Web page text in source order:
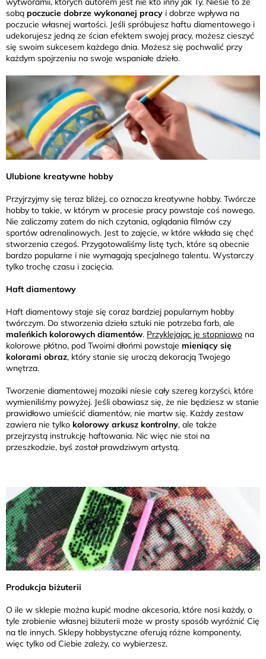
sobą poczucie dobrze wykonanej pracy i dobrze wpływa na
poczucie własnej wartości. Jeśli spróbujesz haftu diamentowego i
udekorujesz jedną ze ścian efektem swojej pracy, możesz cieszyć
się swoim sukcesem każdego dnia. Możesz się pochwalić przy
każdym spojrzeniu na swoje wspaniałe dzieło.
Ulubione kreatywne hobby
Przyjrzyjmy się teraz bliżej, co oznacza kreatywne hobby. Twórcze
hobby to takie, w którym w procesie pracy powstaje coś nowego.
Nie zaliczamy zatem do nich czytania, oglądania filmów czy
sportów adrenalinowych. Jest to zajęcie, w które wkłada się chęć
stworzenia czegoś. Przygotowaliśmy listę tych, które są obecnie
bardzo popularne i nie wymagają specjalnego talentu. Wystarczy
tylko trochę czasu i zacięcia.
Haft diamentowy
Haft diamentowy staje się coraz bardziej popularnym hobby
twórczym. Do stworzenia dzieła sztuki nie potrzeba farb, ale
maleńkich kolorowych diamentów. Przyklejając je stopniowo na
kolorowe płótno, pod Twoimi dłońmi powstaje mieniący się
kolorami obraz, który stanie się uroczą dekoracją Twojego
wnętrza.
Tworzenie diamentowej mozaiki niesie cały szereg korzyści, które
wymieniliśmy powyżej. Jeśli obawiasz się, że nie będziesz w stanie
prawidłowo umieścić diamentów, nie martw się. Każdy zestaw
zawiera nie tylko kolorowy arkusz kontrolny, ale także
przejrzystą instrukcję haftowania. Nic więc nie stoi na
przeszkodzie, byś został prawdziwym artystą.
Produkcja biżuterii
O ile w sklepie można kupić modne akcesoria, które nosi każdy, o
tyle zrobienie własnej biżuterii może w prosty sposób wyróżnić Cię
na tle innych. Sklepy hobbystyczne oferują różne komponenty,
więc tylko od Ciebie zależy, co wybierzesz.